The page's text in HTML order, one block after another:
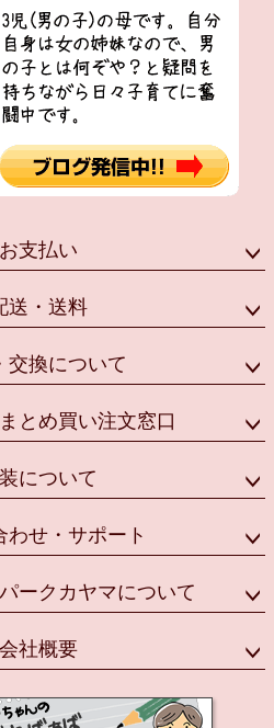
支払い
・送料
換について
とめ買い注文窓口
について
せ・サポート
ークカヤマについて
社概要